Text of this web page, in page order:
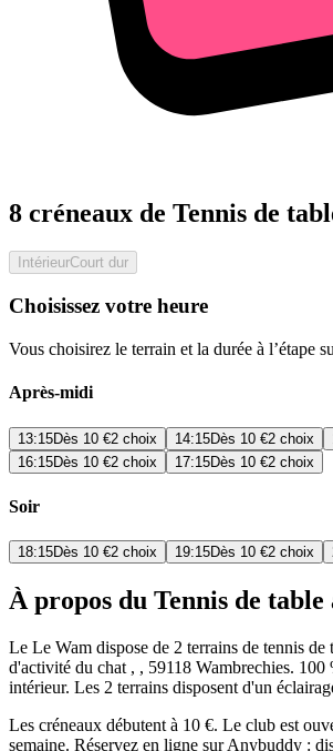
8 créneaux de Tennis de
IntérieurCourt dur
Choisissez votre heure
Vous choisirez le terrain et la durée à l’étape
Après-midi
13:15Dès 10 €2 choix 14:15Dès 10 €2 choix
16:15Dès 10 €2 choix 17:15Dès 10 €2 choix
Soir
18:15Dès 10 €2 choix 19:15Dès 10 €2 choix
À propos du Tennis de
Le Le Wam dispose de 2 terrains de tennis de
d'activité du chat , , 59118 Wambrechies. 100
intérieur. Les 2 terrains disposent d'un
Les créneaux débutent à 10 €. Le club est
semaine. Réservez en ligne sur Anybuddy :